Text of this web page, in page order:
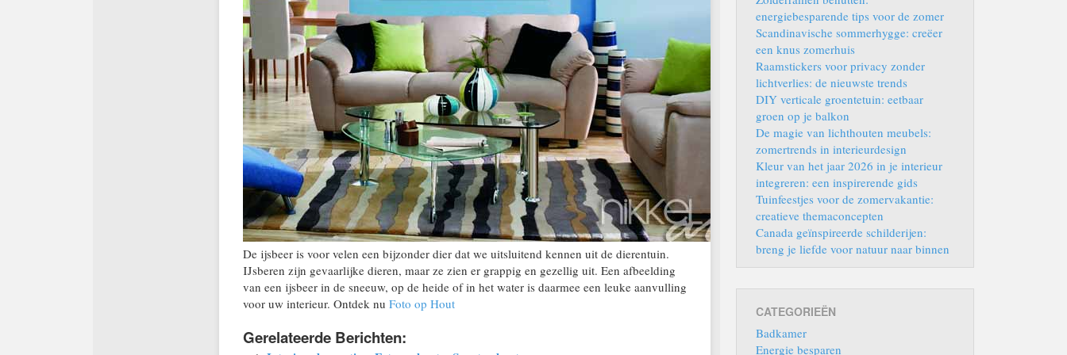
De ijsbeer is voor velen een bijzonder dier dat we uitsluitend kennen uit de dierentuin.
IJsberen zijn gevaarlijke dieren, maar ze zien er grappig en gezellig uit. Een afbeelding
van een ijsbeer in de sneeuw, op de heide of in het water is daarmee een leuke aanvulling
voor uw interieur. Ontdek nu Foto op Hout
Gerelateerde Berichten:
energiebesparende tips voor de zomer
Scandinavische sommerhygge: creëer
een knus zomerhuis
Raamstickers voor privacy zonder
lichtverlies: de nieuwste trends
DIY verticale groentetuin: eetbaar
groen op je balkon
De magie van lichthouten meubels:
zomertrends in interieurdesign
Kleur van het jaar 2026 in je interieur
integreren: een inspirerende gids
Tuinfeestjes voor de zomervakantie:
creatieve themaconcepten
Canada geïnspireerde schilderijen:
breng je liefde voor natuur naar binnen
CATEGORIEËN
Badkamer
Energie besparen